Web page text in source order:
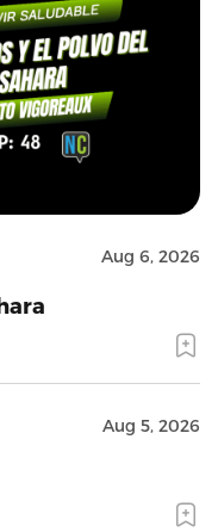
Aug 6, 2026
Aug 5, 2026